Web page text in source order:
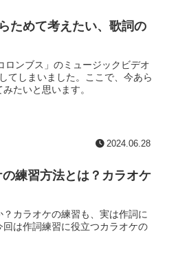
ためて考えたい、歌詞の
ロンブス」のミュージックビデオ
てしまいました。ここで、今あら
たいと思います。
2024.06.28
練習方法とは？カラオケ
カラオケの練習も、実は作詞に
は作詞練習に役立つカラオケの